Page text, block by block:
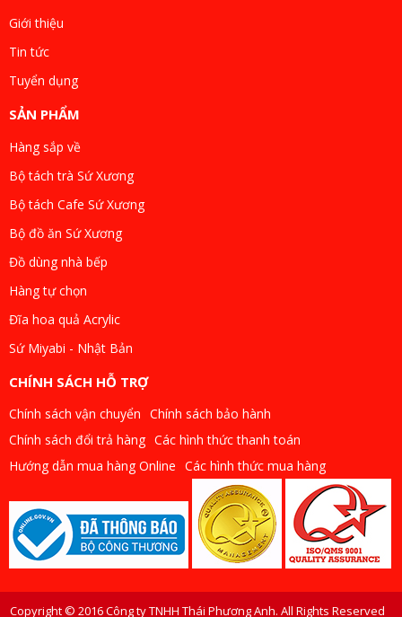
Giới thiệu
Tin tức
Tuyển dụng
SẢN PHẨM
Hàng sắp về
Bộ tách trà Sứ Xương
Bộ tách Cafe Sứ Xương
Bộ đồ ăn Sứ Xương
Đồ dùng nhà bếp
Hàng tự chọn
Đĩa hoa quả Acrylic
Sứ Miyabi - Nhật Bản
CHÍNH SÁCH HỖ TRỢ
Chính sách vận chuyển Chính sách bảo hành
Chính sách đổi trả hàng Các hình thức thanh toán
Hướng dẫn mua hàng Online Các hình thức mua hàng
Copyright © 2016 Công ty TNHH Thái Phương Anh. All Rights Reserved